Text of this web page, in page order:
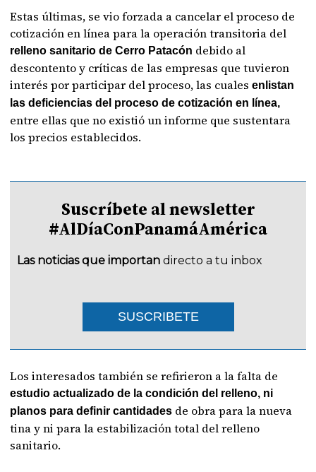
Estas últimas, se vio forzada a cancelar el proceso de
cotización en línea para la operación transitoria del
relleno sanitario de Cerro Patacón debido al
descontento y críticas de las empresas que tuvieron
interés por participar del proceso, las cuales enlistan
las deficiencias del proceso de cotización en línea,
entre ellas que no existió un informe que sustentara
los precios establecidos.
Suscríbete al newsletter
#AlDíaConPanamáAmérica
Las noticias que importan directo a tu inbox
SUSCRIBETE
Los interesados también se refirieron a la falta de
estudio actualizado de la condición del relleno, ni
planos para definir cantidades de obra para la nueva
tina y ni para la estabilización total del relleno
sanitario.